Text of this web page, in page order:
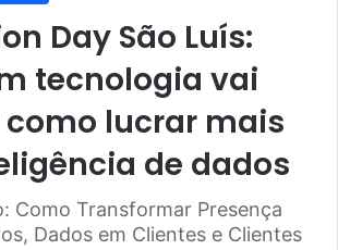
Day São Luís:
tecnologia vai
lucrar mais
de dados
Como Transformar Presença
Dados em Clientes e Clientes